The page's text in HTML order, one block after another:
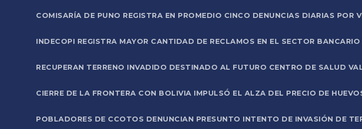
COMISARÍA DE PUNO REGISTRA EN PROMEDIO CINCO DENUNCIAS DIARIAS POR
INDECOPI REGISTRA MAYOR CANTIDAD DE RECLAMOS EN EL SECTOR BANCARIO
RECUPERAN TERRENO INVADIDO DESTINADO AL FUTURO CENTRO DE SALUD
CIERRE DE LA FRONTERA CON BOLIVIA IMPULSÓ EL ALZA DEL PRECIO DE
POBLADORES DE CCOTOS DENUNCIAN PRESUNTO INTENTO DE INVASIÓN DE